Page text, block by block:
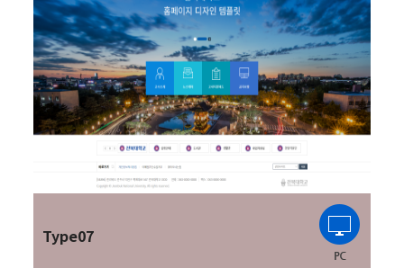
Type07